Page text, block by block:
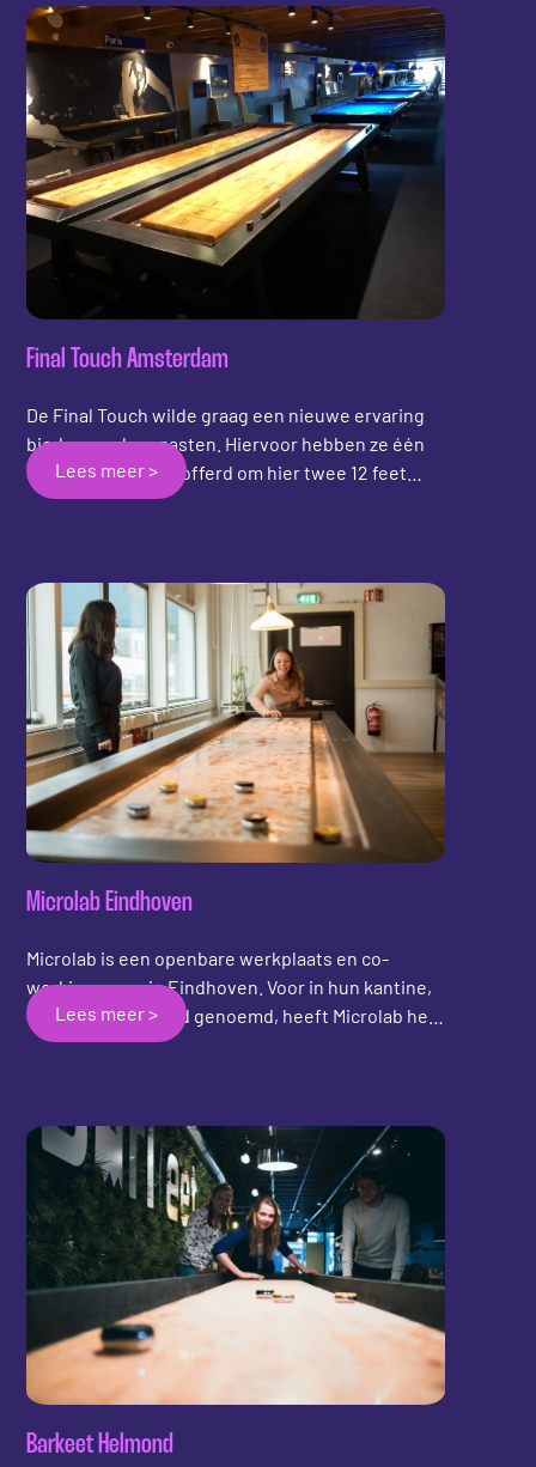
ontspannen en vermakelijke omgeving waar
bezoekers en wetenschappers kunnen genieten
van een potje shuffleboard in de lobby. Of je nu
een pauze nodig hebt tussen experimenten door
of gewoon op zoek bent naar een leuk tijdverdrijf
na een lange dag werken, de shuffleboardtafel in
MATRIX SIX bieden een welkome afwisseling.
Final Touch Amsterdam
De Final Touch wilde graag een nieuwe ervaring
bieden aan hun gasten. Hiervoor hebben ze één
snookertafel opgeofferd om hier twee 12 feet
DreamX shuffleboards voor in de plaats te kunnen
worden. Ze hebben stootranden aan alle zijden
gemaakt van hoogwaardig leer. Ook zijn er
puntentelraampjes toegevoegd aan de
shuffleboards. Bij De Final Touch in Amsterdam
kun je de pucks huren en samen met je vrienden
een spelletje shuffleboard spelen!
Lees meer >
Microlab Eindhoven
Microlab is een openbare werkplaats en co-
workingspace in Eindhoven. Voor in hun kantine,
oftewel playground genoemd, heeft Microlab het
DreamX Shuffleboard aangeschaft. In combinatie
hun members. Microlab's shuffleboard is het
eerste shuffleboard in Eindhoven!
Lees meer >
Barkeet Helmond